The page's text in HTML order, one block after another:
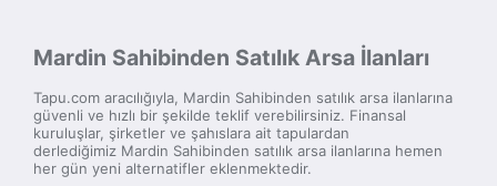
Mardin Sahibinden Satılık Arsa İlanları
Tapu.com aracılığıyla, Mardin Sahibinden satılık arsa ilanlarına
güvenli ve hızlı bir şekilde teklif verebilirsiniz. Finansal
kuruluşlar, şirketler ve şahıslara ait tapulardan
derlediğimiz Mardin Sahibinden satılık arsa ilanlarına hemen
her gün yeni alternatifler eklenmektedir.